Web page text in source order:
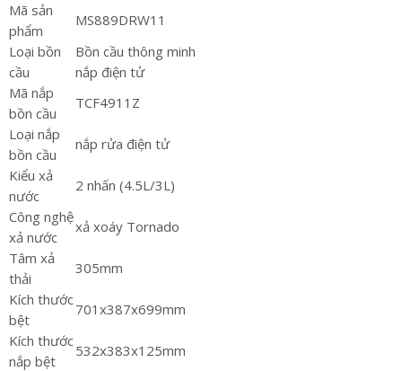
Mã sản
phẩm
MS889DRW11
Loại bồn
cầu
Bồn cầu thông minh
nắp điện tử
Mã nắp
bồn cầu
TCF4911Z
Loại nắp
bồn cầu
nắp rửa điện tử
Kiểu xả
nước
2 nhấn (4.5L/3L)
Công nghệ
xả nước
xả xoáy Tornado
Tâm xả
thải
305mm
Kích thước
bệt
701x387x699mm
Kích thước
nắp bệt
532x383x125mm